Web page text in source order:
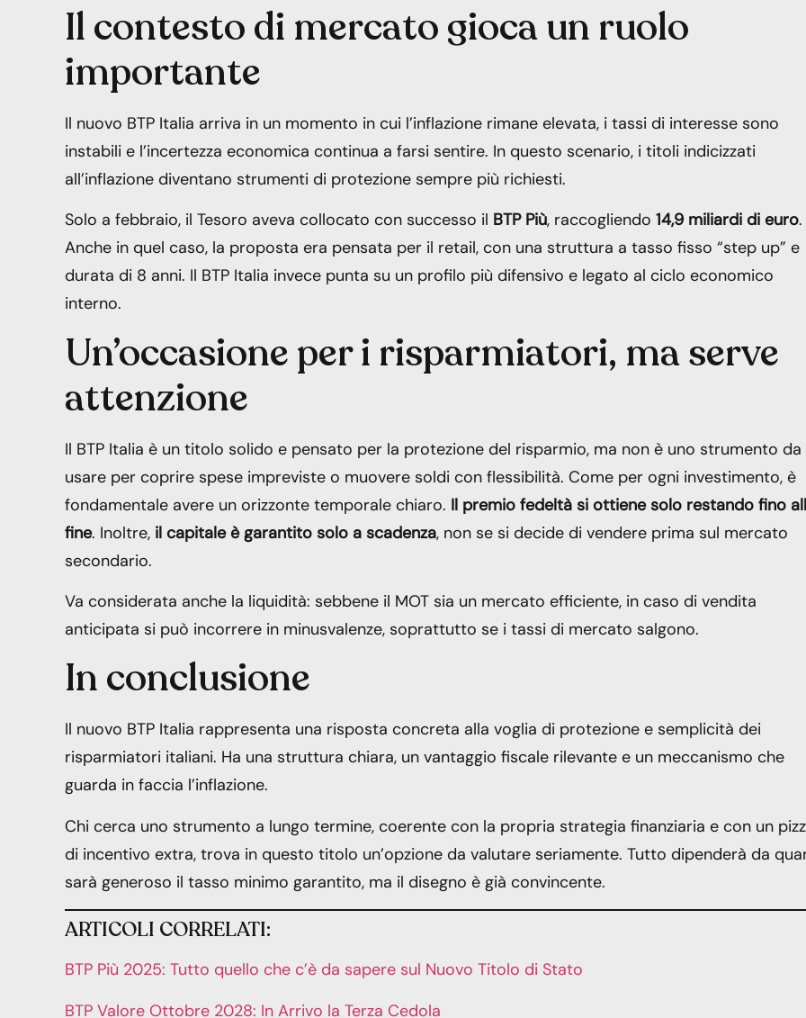
Il contesto di mercato gioca un ruolo
importante
Il nuovo BTP Italia arriva in un momento in cui l’inflazione rimane elevata, i tassi di interesse sono
instabili e l’incertezza economica continua a farsi sentire. In questo scenario, i titoli indicizzati
all’inflazione diventano strumenti di protezione sempre più richiesti.
Solo a febbraio, il Tesoro aveva collocato con successo il BTP Più, raccogliendo 14,9 miliardi di euro.
Anche in quel caso, la proposta era pensata per il retail, con una struttura a tasso fisso “step up” e
durata di 8 anni. Il BTP Italia invece punta su un profilo più difensivo e legato al ciclo economico
interno.
Un’occasione per i risparmiatori, ma serve
attenzione
Il BTP Italia è un titolo solido e pensato per la protezione del risparmio, ma non è uno strumento da
usare per coprire spese impreviste o muovere soldi con flessibilità. Come per ogni investimento, è
fondamentale avere un orizzonte temporale chiaro. Il premio fedeltà si ottiene solo restando fino
fine. Inoltre, il capitale è garantito solo a scadenza, non se si decide di vendere prima sul mercato
secondario.
Va considerata anche la liquidità: sebbene il MOT sia un mercato efficiente, in caso di vendita
anticipata si può incorrere in minusvalenze, soprattutto se i tassi di mercato salgono.
In conclusione
Il nuovo BTP Italia rappresenta una risposta concreta alla voglia di protezione e semplicità dei
risparmiatori italiani. Ha una struttura chiara, un vantaggio fiscale rilevante e un meccanismo che
guarda in faccia l’inflazione.
Chi cerca uno strumento a lungo termine, coerente con la propria strategia finanziaria e con un
di incentivo extra, trova in questo titolo un’opzione da valutare seriamente. Tutto dipenderà da
sarà generoso il tasso minimo garantito, ma il disegno è già convincente.
ARTICOLI CORRELATI:
BTP Più 2025: Tutto quello che c’è da sapere sul Nuovo Titolo di Stato
BTP Valore Ottobre 2028: In Arrivo la Terza Cedola